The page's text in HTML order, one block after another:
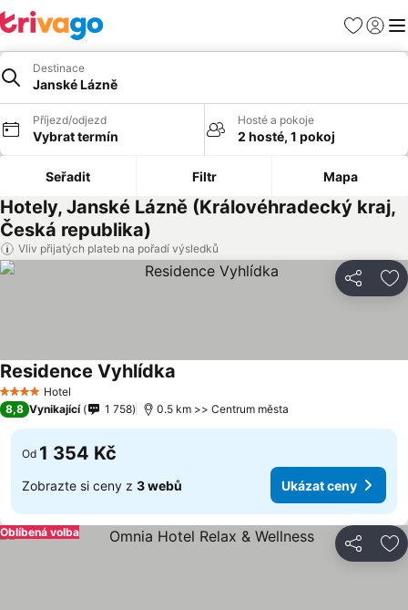
Oblíbené
Destinace
Janské Lázně
Příjezd/odjezd
Vybrat termín
Hosté a pokoje
2 hosté, 1 pokoj
Seřadit Filtr Mapa
Hotely, Janské Lázně (Královéhradecký kraj,
Česká republika)
Vliv přijatých plateb na pořadí výsledků
Sdílet
4 Počet hvězdiček
Hotel
Residence Vyhlídka
8,8 Vynikající 1 758 0.5 km >> Centrum města
Od 1 354 Kč
Zobrazte si ceny z 3 webů Ukázat ceny
Sdílet
Oblíbená volba